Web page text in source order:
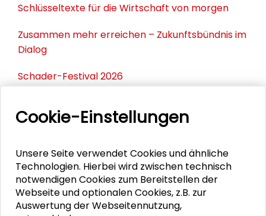
Schlüsseltexte für die Wirtschaft von morgen
Zusammen mehr erreichen – Zukunftsbündnis im
Dialog
Schader-Festival 2026
PERSONEN IM KONTEXT
Trauer um Gisela Kubon-Gilke
Cookie-Einstellungen
Unsere Seite verwendet Cookies und ähnliche
Technologien. Hierbei wird zwischen technisch
notwendigen Cookies zum Bereitstellen der
Webseite und optionalen Cookies, z.B. zur
Auswertung der Webseitennutzung,